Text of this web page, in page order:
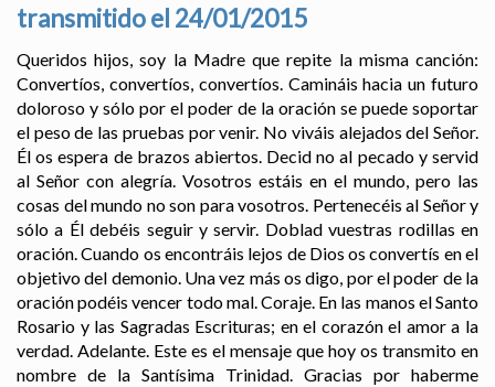
transmitido el 24/01/2015
Queridos hijos, soy la Madre que repite la misma canción:
Convertíos, convertíos, convertíos. Camináis hacia un futuro
doloroso y sólo por el poder de la oración se puede soportar
el peso de las pruebas por venir. No viváis alejados del Señor.
Él os espera de brazos abiertos. Decid no al pecado y servid
al Señor con alegría. Vosotros estáis en el mundo, pero las
cosas del mundo no son para vosotros. Pertenecéis al Señor y
sólo a Él debéis seguir y servir. Doblad vuestras rodillas en
oración. Cuando os encontráis lejos de Dios os convertís en el
objetivo del demonio. Una vez más os digo, por el poder de la
oración podéis vencer todo mal. Coraje. En las manos el Santo
Rosario y las Sagradas Escrituras; en el corazón el amor a la
verdad. Adelante. Este es el mensaje que hoy os transmito en
nombre de la Santísima Trinidad. Gracias por haberme